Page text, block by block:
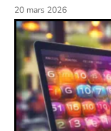
20 mars 2026